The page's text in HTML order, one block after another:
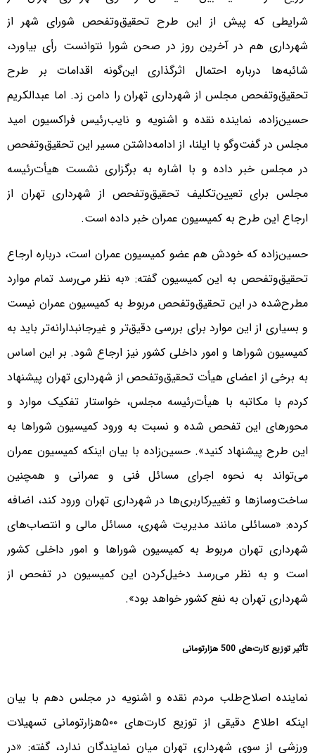
شرایطی که پیش از این طرح تحقیق‌وتفحص شورای شهر از
شهرداری هم در آخرین روز در صحن شورا نتوانست رأی بیاورد،
شائبه‌ها درباره احتمال اثرگذاری این‌گونه اقدامات بر طرح
تحقیق‌وتفحص مجلس از شهرداری تهران را دامن زد. اما عبدالکریم
حسین‌زاده، نماینده نقده و اشنویه و نایب‌رئیس فراکسیون امید
مجلس در گفت‌وگو با ایلنا، از ادامه‌داشتن مسیر این تحقیق‌وتفحص
در مجلس خبر داده و با اشاره به برگزاری نشست هیأت‌رئیسه
مجلس برای تعیین‌تکلیف تحقیق‌وتفحص از شهرداری تهران از
ارجاع این طرح به کمیسیون عمران خبر داده است.
حسین‌زاده که خودش هم عضو کمیسیون عمران است، درباره ارجاع
تحقیق‌وتفحص به این کمیسیون گفته: «به نظر می‌رسد تمام موارد
مطرح‌شده در این تحقیق‌وتفحص مربوط به کمیسیون عمران نیست
و بسیاری از این موارد برای بررسی دقیق‌تر و غیرجانبدارانه‌تر باید به
کمیسیون شوراها و امور داخلی کشور نیز ارجاع شود. بر این اساس
به برخی از اعضای هیأت تحقیق‌وتفحص از شهرداری تهران پیشنهاد
کردم با مکاتبه با هیأت‌رئیسه مجلس، خواستار تفکیک موارد و
محورهای این تفحص شده و نسبت به ورود کمیسیون شوراها به
این طرح پیشنهاد کنید». حسین‌زاده با بیان اینکه کمیسیون عمران
می‌تواند به نحوه اجرای مسائل فنی و عمرانی و همچنین
ساخت‌وسازها و تغییرکاربری‌ها در شهرداری تهران ورود کند، اضافه
کرده: «مسائلی مانند مدیریت شهری، مسائل مالی و انتصاب‌های
شهرداری تهران مربوط به کمیسیون شوراها و امور داخلی کشور
است و به نظر می‌رسد دخیل‌کردن این کمیسیون در تفحص از
شهرداری تهران به نفع کشور خواهد بود».
تأثیر توزیع کارت‌های 500 هزارتومانی
نماینده اصلاح‌طلب مردم نقده و اشنویه در مجلس دهم با بیان
اینکه اطلاع دقیقی از توزیع کارت‌های ۵۰۰هزارتومانی تسهیلات
ورزشی از سوی شهرداری تهران میان نمایندگان ندارد، گفته: «در